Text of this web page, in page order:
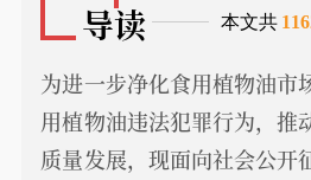
导读 本文共
为进一步净化食用植物油市
用植物油违法犯罪行为，推
质量发展，现面向社会公开